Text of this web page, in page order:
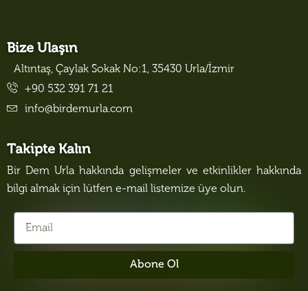
Bize Ulaşın
Altıntaş, Çaylak Sokak No:1, 35430 Urla/İzmir
+90 532 391 71 21
info@birdemurla.com
Takipte Kalın
Bir Dem Urla hakkında gelişmeler ve etkinlikler hakkında
bilgi almak için lütfen e-mail listemize üye olun.
Abone Ol